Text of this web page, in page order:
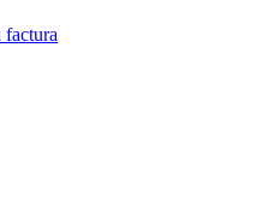
factura